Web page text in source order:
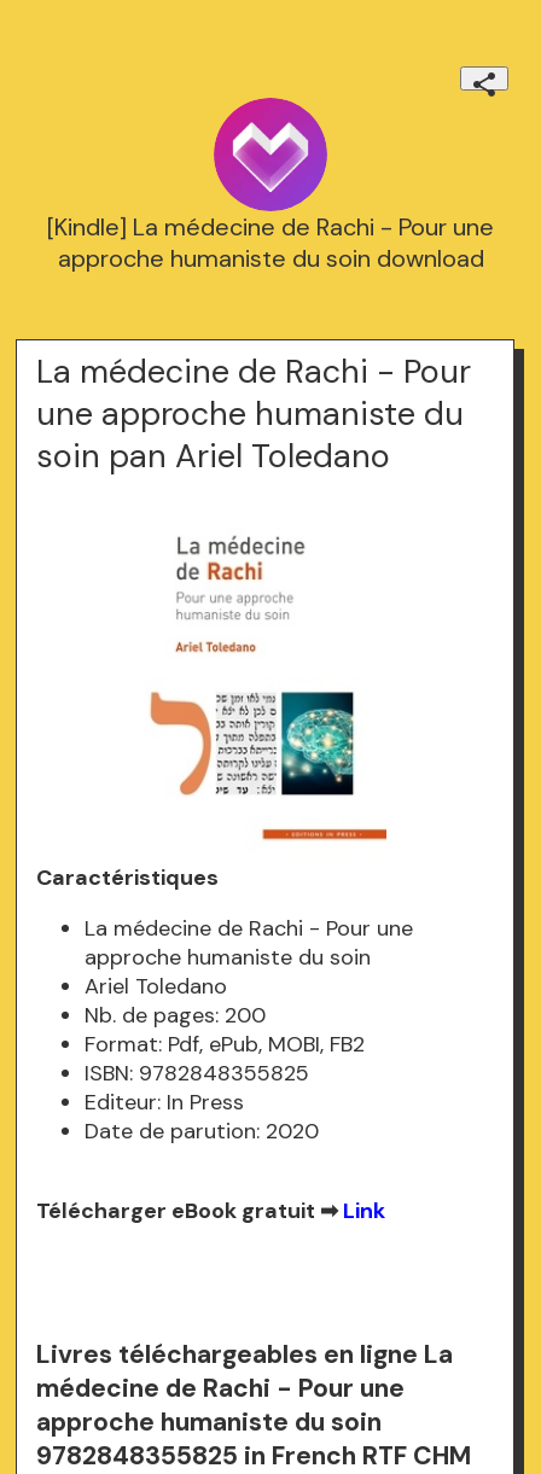
[Kindle] La médecine de Rachi - Pour une
approche humaniste du soin download
La médecine de Rachi - Pour
une approche humaniste du
soin pan Ariel Toledano
Caractéristiques
La médecine de Rachi - Pour une
approche humaniste du soin
Ariel Toledano
Nb. de pages: 200
Format: Pdf, ePub, MOBI, FB2
ISBN: 9782848355825
Editeur: In Press
Date de parution: 2020
Télécharger eBook gratuit ➡Link
Livres téléchargeables en ligne La
médecine de Rachi - Pour une
approche humaniste du soin
9782848355825 in French RTF CHM